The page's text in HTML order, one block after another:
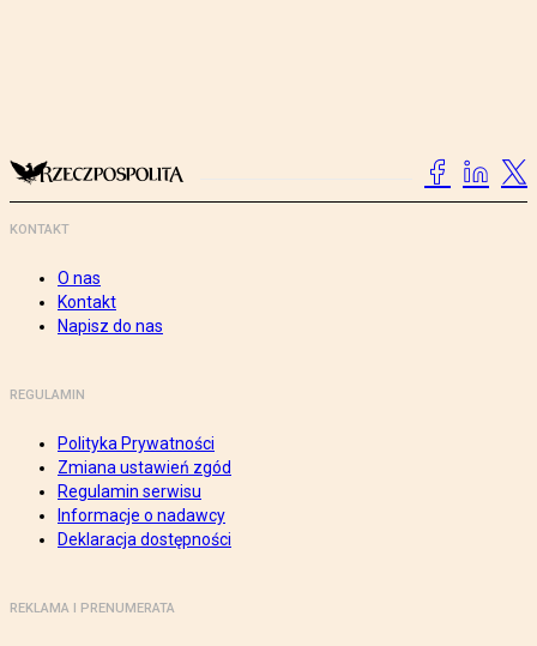
KONTAKT
O nas
Kontakt
Napisz do nas
REGULAMIN
Polityka Prywatności
Zmiana ustawień zgód
Regulamin serwisu
Informacje o nadawcy
Deklaracja dostępności
REKLAMA I PRENUMERATA